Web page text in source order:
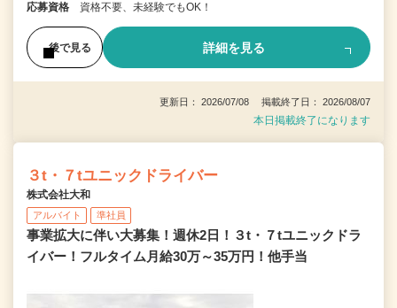
応募資格 資格不要、未経験でもOK！
後で見る 詳細を見る
更新日： 2026/07/08 掲載終了日： 2026/08/07
本日掲載終了になります
３t・７tユニックドライバー
株式会社大和
アルバイト 準社員
事業拡大に伴い大募集！週休2日！３t・７tユニックドラ
イバー！フルタイム月給30万～35万円！他手当